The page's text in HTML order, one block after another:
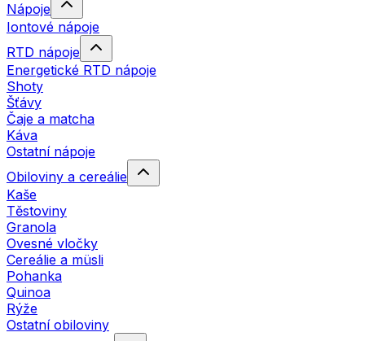
Nápoje
Iontové nápoje
RTD nápoje
Energetické RTD nápoje
Shoty
Šťávy
Čaje a matcha
Káva
Ostatní nápoje
Obiloviny a cereálie
Kaše
Těstoviny
Granola
Ovesné vločky
Cereálie a müsli
Pohanka
Quinoa
Rýže
Ostatní obiloviny